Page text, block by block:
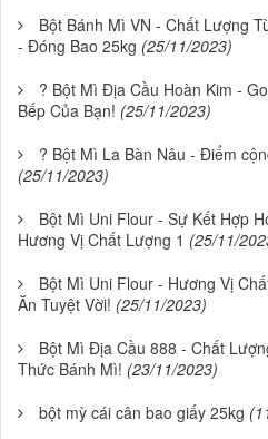
Bột Bánh Mì VN - Chất Lượng
- Đóng Bao 25kg (25/11/2023)
? Bột Mì Địa Cầu Hoàn Kim -
Bếp Của Bạn! (25/11/2023)
? Bột Mì La Bàn Nâu - Điểm
(25/11/2023)
Bột Mì Uni Flour - Sự Kết Hợp
Hương Vị Chất Lượng 1 (25/11/
Bột Mì Uni Flour - Hương Vị
Ăn Tuyệt Vời! (25/11/2023)
Bột Mì Địa Cầu 888 - Chất
Thức Bánh Mì! (23/11/2023)
bột mỳ cái cân bao giấy 25kg